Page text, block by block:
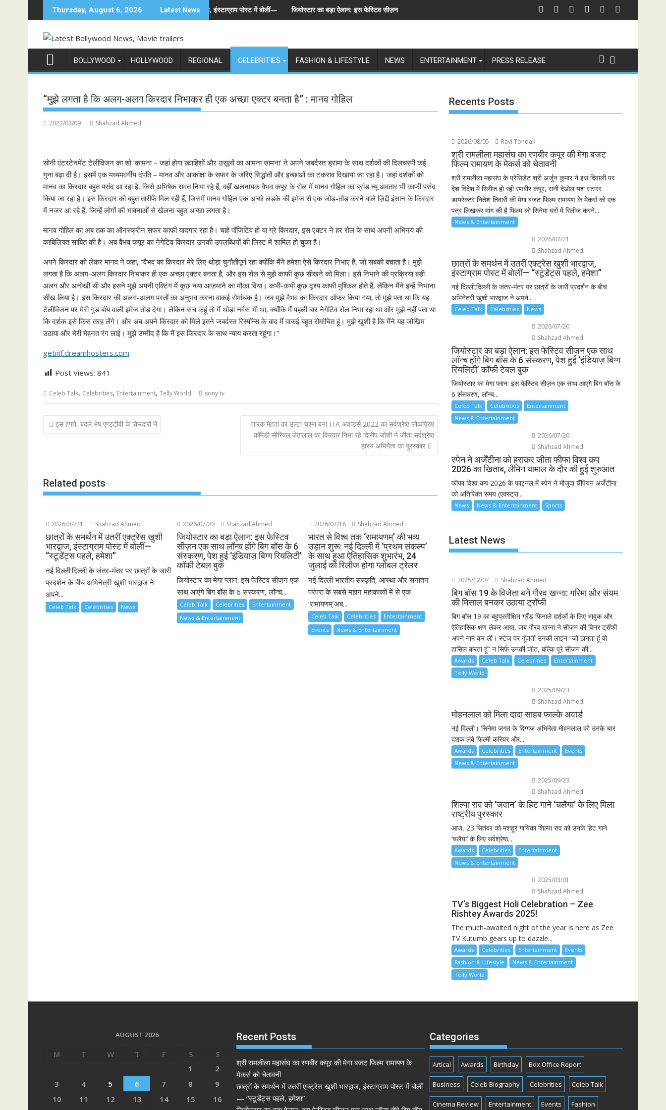
to
Thursday, August 6, 2026 Latest News
रामायण के मेकर्स को चेतावनीछात्रों के समर्थन में उतरीं एक्ट्रेस खुशी भारद्वाज, इंस्टाग्राम पोस्ट में बोलीं— "स्टूडेंट्स पहले, हमेशा"जियोस्टार का बड़ा ऐलान: इस फेस्टिव सीज़न एक साथ लॉन्च होंगे बिग बॉस के 6 संस्करण, पेश हुई 'इंडियाज़ बिग्ग रियलिटी' कॉफी टेबल बुक
स्पेन ने अर्जेंटीना को हराकर जीता फीफा विश्व कप 2026 का खिताब, लैमिन यामाल के
BOLLYWOOD HOLLYWOOD REGIONAL CELEBRITIES FASHION & LIFESTYLE NEWS ENTERTAINMENT PRESS RELEASE
“मुझे लगता है कि अलग-अलग किरदार निभाकर ही एक अच्छा एक्टर बनता है” : मानव गोहिल
2022/03/09 Shahzad Ahmed
सोनी एंटरटेनमेंट टेलीविजन का शो ‘कामना – जहां होगा ख्वाहिशों और उसूलों का आमना सामना’ ने अपने जबर्दस्त ड्रामा के साथ दर्शकों की दिलचस्पी कई
गुना बढ़ा दी है। इसमें एक मध्यमवर्गीय दंपति – मानव और आकांक्षा के सफर के जरिए सिद्धांतों और इच्छाओं का टकराव दिखाया जा रहा है। जहां दर्शकों को
मानव का किरदार बहुत पसंद आ रहा है, जिसे अभिषेक रावत निभा रहे हैं, वहीं खलनायक वैभव कपूर के रोल में मानव गोहिल का ब्रांड न्यू अवतार भी काफी पसंद
किया जा रहा है। इस किरदार को बहुत तारीफें मिल रही हैं, जिसमें मानव गोहिल एक अच्छे लड़के की इमेज से एक जोड़-तोड़ करने वाले ज़िद्दी इंसान के किरदार
में नजर आ रहे हैं, जिन्हें लोगों की भावनाओं से खेलना बहुत अच्छा लगता है।
मानव गोहिल का अब तक का ऑनस्क्रीन सफर काफी यादगार रहा है। चाहे पॉज़िटिव हो या ग्रे किरदार, इस एक्टर ने हर रोल के साथ अपनी अभिनय की
काबिलियत साबित की है। अब वैभव कपूर का नेगेटिव किरदार उनकी उपलब्धियों की लिस्ट में शामिल हो चुका है।
अपने किरदार को लेकर मानव ने कहा, “वैभव का किरदार मेरे लिए थोड़ा चुनौतीपूर्ण रहा क्योंकि मैंने हमेशा ऐसे किरदार निभाए हैं, जो सबको बचाता है। मुझे
लगता है कि अलग-अलग किरदार निभाकर ही एक अच्छा एक्टर बनता है, और इस रोल से मुझे काफी कुछ सीखने को मिला। इसे निभाने की प्रक्रिया बड़ी
अलग और अनोखी थी और इसने मुझे अपनी एक्टिंग में कुछ नया आज़माने का मौका दिया। कभी-कभी कुछ दृश्य काफी मुश्किल होते हैं, लेकिन मैंने इन्हें निभाना
सीख लिया है। इस किरदार की अलग-अलग परतों का अनुभव करना वाकई रोमांचक है। जब मुझे वैभव का किरदार ऑफर किया गया, तो मुझे पता था कि यह
टेलीविजन पर मेरी गुड बॉय वाली इमेज तोड़ देगा। लेकिन सच कहूं तो मैं थोड़ा नर्वस भी था, क्योंकि मैं पहली बार नेगेटिव रोल निभा रहा था और मुझे नहीं पता था
कि दर्शक इसे किस तरह लेंगे। और अब अपने किरदार को मिले इतने जबर्दस्त रिस्पाॅन्स के बाद मैं वाकई बहुत रोमांचित हूं। मुझे खुशी है कि मैंने यह जोखिम
उठाया और मेरी मेहनत रंग लाई। मुझे उम्मीद है कि मैं इस किरदार के साथ न्याय करता रहूंगा।”
getinf.dreamhosters.com
Post Views: 841
Celeb Talk, Celebrities, Entertainment, Telly World sony tv
Post
navigation
इस हफ्ते, बदले भेष एण्डटीवी के किरदारों ने
तारक मेहता का उल्टा चश्मा बना ITA अवार्ड्स 2022 का सर्वश्रेष्ठ लोकप्रिय
कॉमेडी सीरियल;जेठालाल का किरदार निभा रहे दिलीप जोशी ने जीता सर्वश्रेष्ठ
हास्य अभिनेता का पुरस्कार
Related posts
2026/07/21 Shahzad Ahmed
छात्रों के समर्थन में उतरीं एक्ट्रेस खुशी
भारद्वाज, इंस्टाग्राम पोस्ट में बोलीं—
“स्टूडेंट्स पहले, हमेशा”
नई दिल्ली:दिल्ली के जंतर-मंतर पर छात्रों के जारी
प्रदर्शन के बीच अभिनेत्री खुशी भारद्वाज ने
अपने...
Celeb Talk Celebrities News
2026/07/20 Shahzad Ahmed
जियोस्टार का बड़ा ऐलान: इस फेस्टिव
सीज़न एक साथ लॉन्च होंगे बिग बॉस के 6
संस्करण, पेश हुई ‘इंडियाज़ बिग्ग रियलिटी’
कॉफी टेबल बुक
जियोस्टार का मेगा प्लान: इस फेस्टिव सीज़न एक
साथ आएंगे बिग बॉस के 6 संस्करण, लॉन्च...
Celeb Talk Celebrities
Entertainment
News & Entertainment
2026/07/18 Shahzad Ahmed
भारत से विश्व तक ‘रामायणम्’ की भव्य
उड़ान शुरू: नई दिल्ली में ‘प्रथम संकल्प’
के साथ हुआ ऐतिहासिक शुभारंभ, 24
जुलाई को रिलीज होगा ग्लोबल ट्रेलर
नई दिल्ली भारतीय संस्कृति, आस्था और सनातन
परंपरा के सबसे महान महाकाव्यों में से एक
‘रामायणम्’अब...
Celeb Talk Celebrities
Entertainment
Events
News & Entertainment
Recents Posts
2026/08/05 Ravi Tondak
श्री रामलीला महासंघ का रणबीर कपूर की मेगा बजट
फिल्म रामायण के मेकर्स को चेतावनी
श्री रामलीला महासंघ के प्रेसिडेंट श्री अर्जुन कुमार ने इस दिवाली पर
देश विदेश में रिलीज हो रही रणबीर कपूर, सनी देओल यश स्टारर
डायरेक्टर नितेश तिवारी की मेगा बजट फिल्म रामायण के मेकर्स को एक
पत्र लिखकर मांग की है फिल्म को सिनेमा घरों में रिलीज करने...
News & Entertainment
2026/07/21
Shahzad Ahmed
छात्रों के समर्थन में उतरीं एक्ट्रेस खुशी भारद्वाज,
इंस्टाग्राम पोस्ट में बोलीं— “स्टूडेंट्स पहले, हमेशा”
नई दिल्ली:दिल्ली के जंतर-मंतर पर छात्रों के जारी प्रदर्शन के बीच
अभिनेत्री खुशी भारद्वाज ने अपने...
Celeb Talk Celebrities News
2026/07/20
Shahzad Ahmed
जियोस्टार का बड़ा ऐलान: इस फेस्टिव सीज़न एक साथ
लॉन्च होंगे बिग बॉस के 6 संस्करण, पेश हुई ‘इंडियाज़ बिग्ग
रियलिटी’ कॉफी टेबल बुक
जियोस्टार का मेगा प्लान: इस फेस्टिव सीज़न एक साथ आएंगे बिग बॉस के
6 संस्करण, लॉन्च...
Celeb Talk Celebrities
Entertainment
News & Entertainment
2026/07/20
Shahzad Ahmed
स्पेन ने अर्जेंटीना को हराकर जीता फीफा विश्व कप
2026 का खिताब, लैमिन यामाल के दौर की हुई शुरुआत
फीफा विश्व कप 2026 के फाइनल में स्पेन ने मौजूदा चैंपियन अर्जेंटीना
को अतिरिक्त समय (एक्स्ट्रा...
News News & Entertainment Sports
Latest News
2025/12/07 Shahzad Ahmed
बिग बॉस 19 के विजेता बने गौरव खन्ना: गरिमा और संयम
की मिसाल बनकर उठाया ट्रॉफी
बिग बॉस 19 का बहुप्रतीक्षित ग्रैंड फिनाले दर्शकों के लिए भावुक और
ऐतिहासिक क्षण लेकर आया, जब गौरव खन्ना ने सीज़न की विनर ट्रॉफी
अपने नाम कर ली। स्टेज पर गूंजती उनकी लाइन “जो ठानता हूं वो
हासिल करता हूं” न सिर्फ उनकी जीत, बल्कि पूरे सीज़न की...
Awards Celeb Talk Celebrities
Entertainment
Telly World
2025/09/23
Shahzad Ahmed
मोहनलाल को मिला दादा साहब फाल्के अवार्ड
नई दिल्ली। सिनेमा जगत के दिग्गज अभिनेता मोहनलाल को उनके चार
दशक लंबे फिल्मी करियर और...
Awards Celebrities Entertainment
Events
News & Entertainment
2025/09/23
Shahzad Ahmed
शिल्पा राव को ‘जवान’ के हिट गाने ‘चलैया’ के लिए मिला
राष्ट्रीय पुरस्कार
आज, 23 सितंबर को मशहूर गायिका शिल्पा राव को उनके हिट गाने
‘चलैया’ के लिए सर्वश्रेष्ठ...
Awards Celebrities
Entertainment
News & Entertainment
2025/03/01
Shahzad Ahmed
TV’s Biggest Holi Celebration – Zee
Rishtey Awards 2025!
The much-awaited night of the year is here as Zee
TV Kutumb gears up to dazzle...
Awards Celebrities Entertainment
Events
Fashion & Lifestyle
News & Entertainment
Telly World
AUGUST 2026
M T W T F S
S
1
2
3
4 5 6 7 8
9
10
11 12 13 14 15
16
Recent Posts
श्री रामलीला महासंघ का रणबीर कपूर की मेगा बजट फिल्म रामायण के
मेकर्स को चेतावनी
छात्रों के समर्थन में उतरीं एक्ट्रेस खुशी भारद्वाज, इंस्टाग्राम पोस्ट में बोलीं
— “स्टूडेंट्स पहले, हमेशा”
Categories
Artical Awards Birthday Box Office Report
Business Celeb Biography Celebrities Celeb Talk
Cinema Review Entertainment Events Fashion